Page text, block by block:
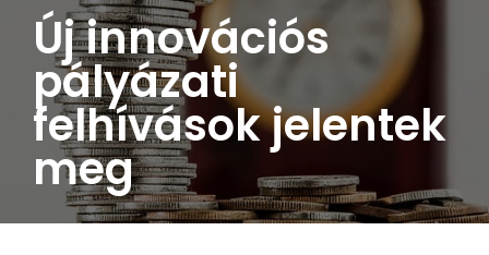
Új innovációs
pályázati
felhívások jelentek
meg